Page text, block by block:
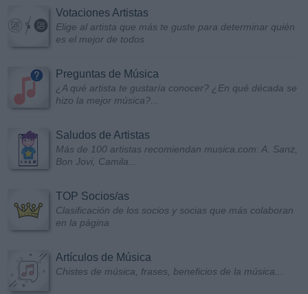
Votaciones Artistas
Elige al artista que más te guste para determinar quién
es el mejor de todos
Preguntas de Música
¿A qué artista te gustaría conocer? ¿En qué década se
hizo la mejor música?...
Saludos de Artistas
Más de 100 artistas recomiendan musica.com: A. Sanz,
Bon Jovi, Camila...
TOP Socios/as
Clasificación de los socios y socias que más colaboran
en la página
Artículos de Música
Chistes de música, frases, beneficios de la música...